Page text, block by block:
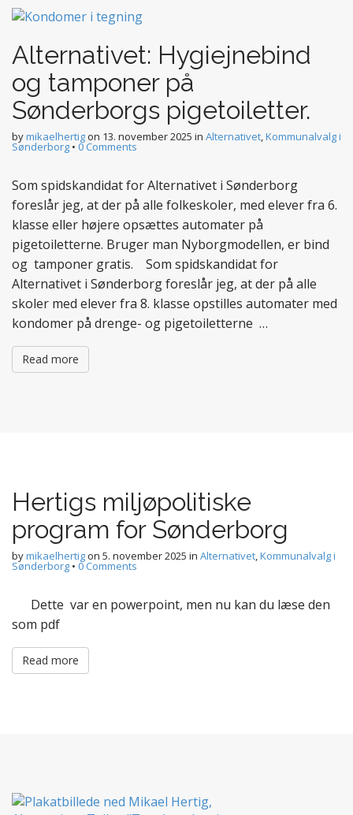
Alternativet: Hygiejnebind
og tamponer på
Sønderborgs pigetoiletter.
bymikaelhertigon 13. november 2025 in Alternativet,Kommunalvalg i
Sønderborg • 0 Comments
Som spidskandidat for Alternativet i Sønderborg
foreslår jeg, at der på alle folkeskoler, med elever fra 6.
klasse eller højere opsættes automater på
pigetoiletterne. Bruger man Nyborgmodellen, er bind
og tamponer gratis. Som spidskandidat for
Alternativet i Sønderborg foreslår jeg, at der på alle
skoler med elever fra 8. klasse opstilles automater med
kondomer på drenge- og pigetoiletterne …
Read more
Hertigs miljøpolitiske
program for Sønderborg
bymikaelhertigon 5. november 2025 in Alternativet,Kommunalvalg i
Sønderborg • 0 Comments
Dette var en powerpoint, men nu kan du læse den
som pdf
Read more